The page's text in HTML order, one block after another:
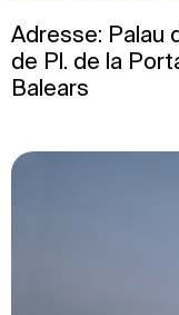
Adresse: Palau
de Pl. de la
Balears